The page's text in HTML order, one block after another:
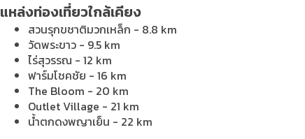
แหล่งท่องเที่ยวใกล้เคียง
สวนรุกขชาติมวกเหล็ก - 8.8 km
วัดพระขาว - 9.5 km
ไร่สุวรรณ - 12 km
ฟาร์มโชคชัย - 16 km
The Bloom - 20 km
Outlet Village - 21 km
น้ำตกดงพญาเย็น - 22 km